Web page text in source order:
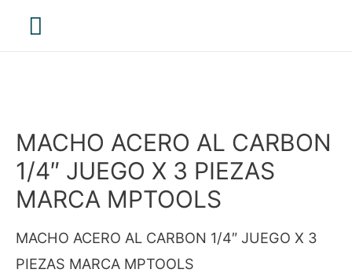
Menú
MACHO ACERO AL CARBON
1/4″ JUEGO X 3 PIEZAS
MARCA MPTOOLS
MACHO ACERO AL CARBON 1/4″ JUEGO X 3
PIEZAS MARCA MPTOOLS